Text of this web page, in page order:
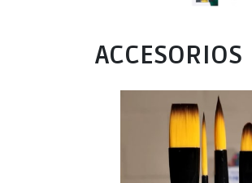
ACCESORIOS